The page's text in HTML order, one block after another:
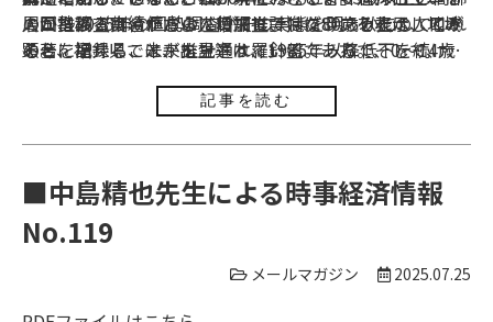
のか、2025年の国勢調査がその実態を明らかにしてくれ
る。
層が占める割合がさらに増加し、特に80歳以上の人口が
顕著に増えることが推計されている。一方で、0～14歳
少し、さらに少子高齢化が進行した構造になることが予
材料となるだろう。
人口推移（実績値および将来推計）グラフを表示してみ
ると、福井県では、出生率は、1985年以降低下を続け、
は一時的に出生率が回復傾向を示し、2010年から2015年
国勢調査は、ただの人口調査ではない。それは、地域
の今を記録し、未来を見通す羅針盤である。そして、そ
ールが私達にも簡単に活用できるようになった。数字と
2025年、福井は何を得て、何を失い、何に挑もうとして
いるのか。その全体像をつかむために、2025年国勢調査
結果をRESASにより、把握できることを期待している。
記事を読む
■中島精也先生による時事経済情報
No.119
メールマガジン 2025.07.25